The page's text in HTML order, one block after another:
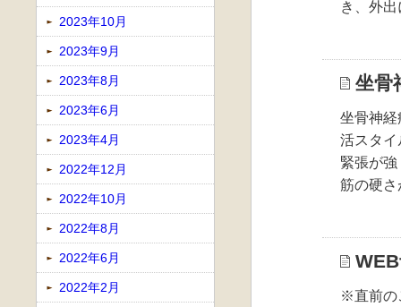
き、外
坐骨
坐骨神経
活スタイ
緊張が
筋の硬
※直前の
2023年10月
2023年9月
2023年8月
2023年6月
2023年4月
2022年12月
2022年10月
2022年8月
2022年6月
2022年2月